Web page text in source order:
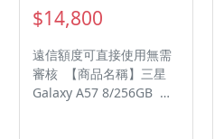
6339809 在地經營12年店
$14,800
遠信額度可直接使用無需
審核 【商品名稱】三星
Galaxy A57 8/256GB